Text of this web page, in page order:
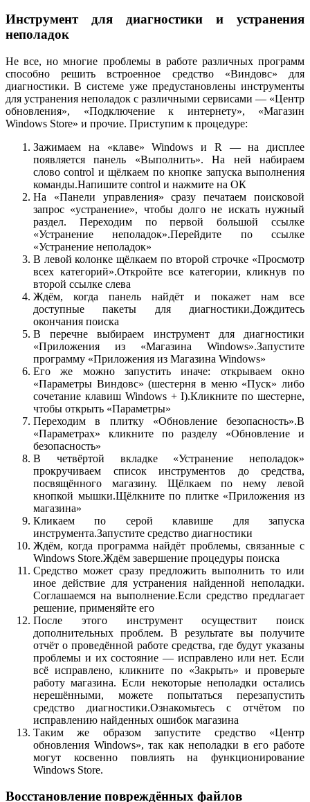
Инструмент для диагностики и устранения
неполадок
Не все, но многие проблемы в работе различных программ
способно решить встроенное средство «Виндовс» для
диагностики. В системе уже предустановлены инструменты
для устранения неполадок с различными сервисами — «Центр
обновления», «Подключение к интернету», «Магазин
Windows Store» и прочие. Приступим к процедуре:
Зажимаем на «клаве» Windows и R — на дисплее
появляется панель «Выполнить». На ней набираем
слово control и щёлкаем по кнопке запуска выполнения
команды.Напишите control и нажмите на ОК
На «Панели управления» сразу печатаем поисковой
запрос «устранение», чтобы долго не искать нужный
раздел. Переходим по первой большой ссылке
«Устранение неполадок».Перейдите по ссылке
«Устранение неполадок»
В левой колонке щёлкаем по второй строчке «Просмотр
всех категорий».Откройте все категории, кликнув по
второй ссылке слева
Ждём, когда панель найдёт и покажет нам все
доступные пакеты для диагностики.Дождитесь
окончания поиска
В перечне выбираем инструмент для диагностики
«Приложения из «Магазина Windows».Запустите
программу «Приложения из Магазина Windows»
Его же можно запустить иначе: открываем окно
«Параметры Виндовс» (шестерня в меню «Пуск» либо
сочетание клавиш Windows + I).Кликните по шестерне,
чтобы открыть «Параметры»
Переходим в плитку «Обновление безопасность».В
«Параметрах» кликните по разделу «Обновление и
безопасность»
В четвёртой вкладке «Устранение неполадок»
прокручиваем список инструментов до средства,
посвящённого магазину. Щёлкаем по нему левой
кнопкой мышки.Щёлкните по плитке «Приложения из
магазина»
Кликаем по серой клавише для запуска
инструмента.Запустите средство диагностики
Ждём, когда программа найдёт проблемы, связанные с
Windows Store.Ждём завершение процедуры поиска
Средство может сразу предложить выполнить то или
иное действие для устранения найденной неполадки.
Соглашаемся на выполнение.Если средство предлагает
решение, применяйте его
После этого инструмент осуществит поиск
дополнительных проблем. В результате вы получите
отчёт о проведённой работе средства, где будут указаны
проблемы и их состояние — исправлено или нет. Если
всё исправлено, кликните по «Закрыть» и проверьте
работу магазина. Если некоторые неполадки остались
нерешёнными, можете попытаться перезапустить
средство диагностики.Ознакомьтесь с отчётом по
исправлению найденных ошибок магазина
Таким же образом запустите средство «Центр
обновления Windows», так как неполадки в его работе
могут косвенно повлиять на функционирование
Windows Store.
Восстановление повреждённых файлов